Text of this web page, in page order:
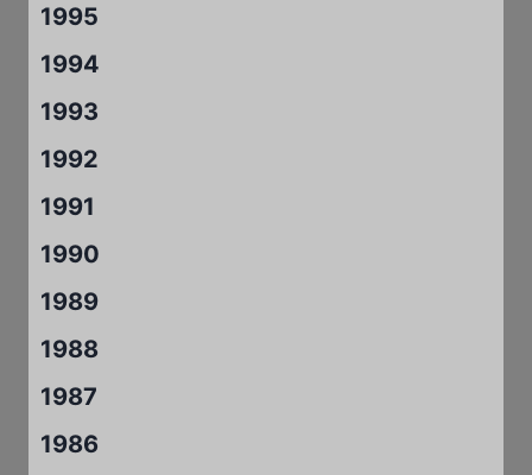
1995
1994
1993
1992
1991
1990
1989
1988
1987
1986